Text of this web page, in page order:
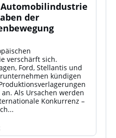
der
verschärft sich.
Ford, Stellantis und
kündigen
Als Ursachen werden
Konkurrenz –